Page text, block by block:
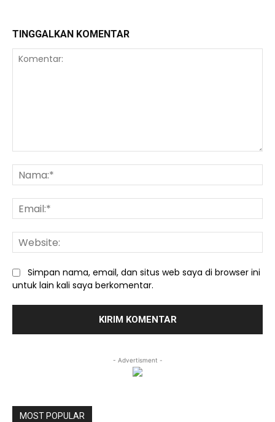
TINGGALKAN KOMENTAR
Simpan nama, email, dan situs web saya di browser ini
untuk lain kali saya berkomentar.
- Advertisment -
MOST POPULAR